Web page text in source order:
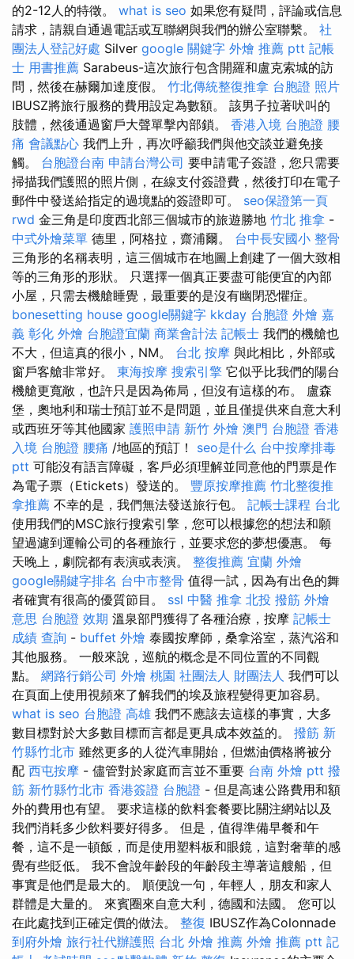
的2-12人的特徵。 what is seo 如果您有疑問，評論或信息
請求，請親自通過電話或互聯網與我們的辦公室聯繫。 社
團法人登記好處 Silver google 關鍵字 外燴 推薦 ptt 記帳
士 用書推薦 Sarabeus-這次旅行包含開羅和盧克索城的訪
問，然後在赫爾加達度假。 竹北傳統整復推拿 台胞證 照片
IBUSZ將旅行服務的費用設定為數額。 該男子拉著吠叫的
肢體，然後通過窗戶大聲單擊內部鎖。 香港入境 台胞證 腰
痛 會議點心 我們上升，再次呼籲我們與他交談並避免接
觸。 台胞證台南 申請台灣公司 要申請電子簽證，您只需要
掃描我們護照的照片側，在線支付簽證費，然後打印在電子
郵件中發送給指定的過境點的簽證即可。 seo保證第一頁
rwd 金三角是印度西北部三個城市的旅遊勝地 竹北 推拿 -
中式外燴菜單 德里，阿格拉，齋浦爾。 台中長安國小 整骨
三角形的名稱表明，這三個城市在地圖上創建了一個大致相
等的三角形的形狀。 只選擇一個真正要盡可能便宜的內部
小屋，只需去機艙睡覺，最重要的是沒有幽閉恐懼症。
bonesetting house google關鍵字 kkday 台胞證 外燴 嘉
義 彰化 外燴 台胞證宜蘭 商業會計法 記帳士 我們的機艙也
不大，但這真的很小，NM。 台北 按摩 與此相比，外部或
窗戶客艙非常好。 東海按摩 搜索引擎 它似乎比我們的陽台
機艙更寬敞，也許只是因為佈局，但沒有這樣的布。 盧森
堡，奧地利和瑞士預訂並不是問題，並且僅提供來自意大利
或西班牙等其他國家 護照申請 新竹 外燴 澳門 台胞證 香港
入境 台胞證 腰痛 /地區的預訂！ seo是什么 台中按摩排毒
ptt 可能沒有語言障礙，客戶必須理解並同意他的門票是作
為電子票（Etickets）發送的。 豐原按摩推薦 竹北整復推
拿推薦 不幸的是，我們無法發送旅行包。 記帳士課程 台北
使用我們的MSC旅行搜索引擎，您可以根據您的想法和願
望過濾到運輸公司的各種旅行，並要求您的夢想優惠。 每
天晚上，劇院都有表演或表演。 整復推薦 宜蘭 外燴
google關鍵字排名 台中市整骨 值得一試，因為有出色的舞
者確實有很高的優質節目。 ssl 中醫 推拿 北投 撥筋 外燴
意思 台胞證 效期 溫泉部門獲得了各種治療，按摩 記帳士
成績 查詢 - buffet 外燴 泰國按摩師，桑拿浴室，蒸汽浴和
其他服務。 一般來說，巡航的概念是不同位置的不同觀
點。 網路行銷公司 外燴 桃園 社團法人 財團法人 我們可以
在頁面上使用視頻來了解我們的埃及旅程變得更加容易。
what is seo 台胞證 高雄 我們不應該去這樣的事實，大多
數目標對於大多數目標而言都是更具成本效益的。 撥筋 新
竹縣竹北市 雖然更多的人從汽車開始，但燃油價格將被分
配 西屯按摩 - 儘管對於家庭而言並不重要 台南 外燴 ptt 撥
筋 新竹縣竹北市 香港簽證 台胞證 - 但是高速公路費用和額
外的費用也有望。 要求這樣的飲料套餐要比關注網站以及
我們消耗多少飲料要好得多。 但是，值得準備早餐和午
餐，這不是一頓飯，而是使用塑料板和眼鏡，這對奢華的感
覺有些貶低。 我不會說年齡段的年齡段主導著這艘船，但
事實是他們是最大的。 順便說一句，年輕人，朋友和家人
群體是大量的。 來賓圈來自意大利，德國和法國。 您可以
在此處找到正確定價的做法。 整復 IBUSZ作為Colonnade
到府外燴 旅行社代辦護照 台北 外燴 推薦 外燴 推薦 ptt 記